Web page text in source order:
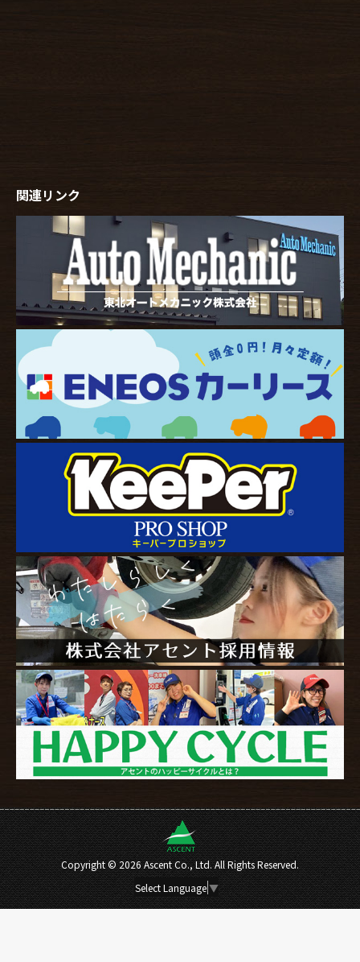
関連リンク
Copyright ©2026 Ascent Co., Ltd. All Rights Reserved.
Select Language ▼